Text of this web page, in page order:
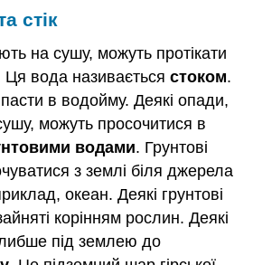
стік
на сушу, можуть протікати
Ця вода називаєтьсястоком.
в водойму. Деякі опади,
можуть просочитися в
водами. Грунтові
з землі біля джерела
океан. Деякі грунтові
корінням рослин. Деякі
під землею до